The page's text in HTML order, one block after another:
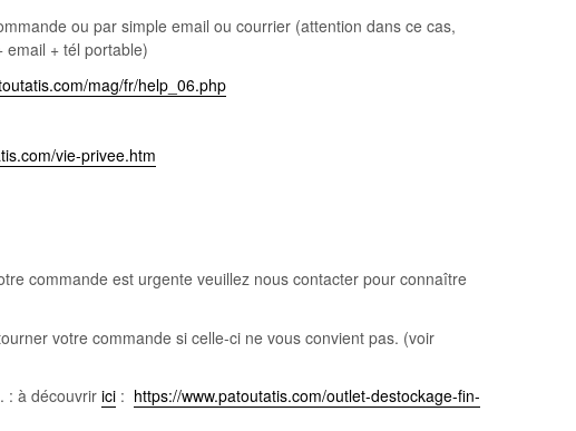
ou par simple email ou courrier (attention dans ce cas,
+ tél portable)
mag/fr/help_06.php
vie-privee.htm
commande est urgente veuillez nous contacter pour connaître
votre commande si celle-ci ne vous convient pas. (voir
: à découvrir ici : https://www.patoutatis.com/outlet-destockage-fin-